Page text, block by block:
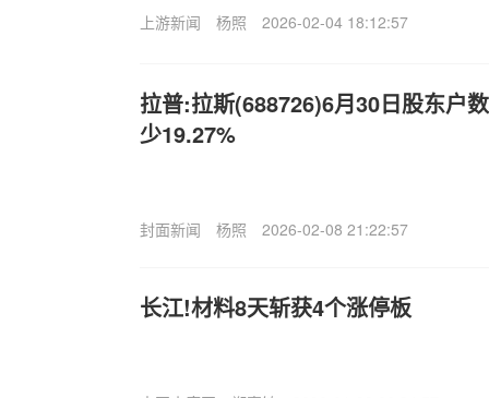
上游新闻 杨照 2026-02-04 18:12:57
拉普:拉斯(688726)6月30日股东户
少19.27%
封面新闻 杨照 2026-02-08 21:22:57
长江!材料8天斩获4个涨停板